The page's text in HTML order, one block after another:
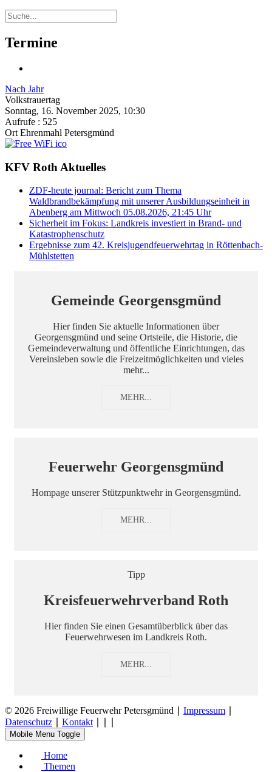
Termine
Nach Jahr
Volkstrauertag
Sonntag, 16. November 2025, 10:30
Aufrufe : 525
Ort Ehrenmahl Petersgmünd
KFV Roth Aktuelles
ZDF-heute journal: Bericht zum Thema
Waldbrandbekämpfung mit unserer Ausbildungseinheit in
Abenberg am Mittwoch 05.08.2026, 21:45 Uhr
Sicherheit im Fokus: Landkreis investiert in Brand- und
Katastrophenschutz
Ergebnisse zum 42. Kreisjugendfeuerwehrtag in Röttenbach-
Mühlstetten
Gemeinde Georgensgmünd
Hier finden Sie aktuelle Informationen über
Georgensgmünd und seine Ortsteile, die Historie, die
Gemeindeverwaltung und öffentliche Einrichtungen, das
Vereinsleben sowie die Freizeitmöglichkeiten und vieles
mehr...
MEHR...
Feuerwehr Georgensgmünd
Hompage unserer Stützpunktwehr in Georgensgmünd.
MEHR...
Tipp
Kreisfeuerwehrverband Roth
Hier finden Sie einen Gesamtüberblick über das
Feuerwehrwesen im Landkreis Roth.
MEHR...
© 2026 Freiwillige Feuerwehr Petersgmünd ∣ Impressum
Datenschutz
Kontakt
Mobile Menu Toggle
Home
Themen